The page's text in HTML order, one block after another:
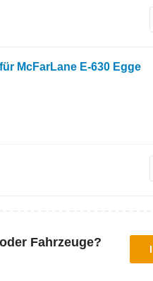
McFarLane E-630 Egge
Fahrzeuge?